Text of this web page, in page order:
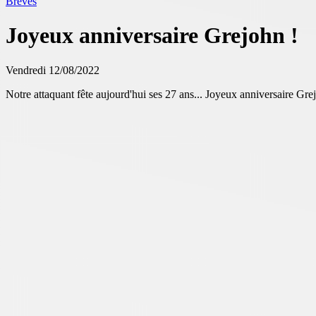
Joyeux anniversaire Grejohn !
Vendredi 12/08/2022
Notre attaquant fête aujourd'hui ses 27 ans... Joyeux anniversaire